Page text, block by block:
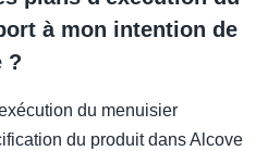
à mon intention de
?
du menuisier
du produit dans Alcove